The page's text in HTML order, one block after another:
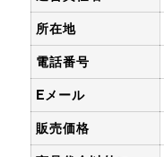
所在地
電話番号
Eメール
販売価格